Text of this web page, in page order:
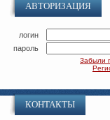
АВТОРИЗАЦИЯ
логин
пароль
Забыли
КОНТАКТЫ